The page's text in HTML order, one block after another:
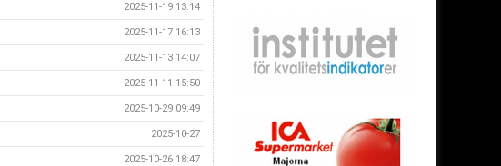
2025-11-19 13:14
2025-11-17 16:13
2025-11-13 14:07
2025-11-11 15:50
2025-10-29 09:49
2025-10-27
2025-10-26 18:47